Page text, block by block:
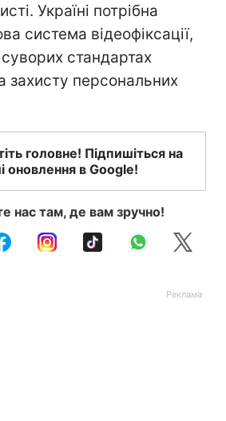
Україні потрібна
система відеофіксації,
стандартах
захисту персональних
головне! Підпишіться на
оновлення в Google!
нас там, де вам зручно!